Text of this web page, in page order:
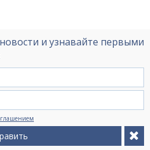
и узнавайте первыми